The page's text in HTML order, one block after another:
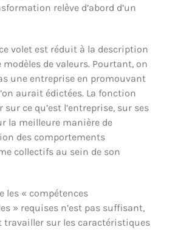
relève d’abord d’un
volet est réduit à la description
de valeurs. Pourtant, on
une entreprise en promouvant
aurait édictées. La fonction
ce qu’est l’entreprise, sur ses
la meilleure manière de
des comportements
collectifs au sein de son
les « compétences
» requises n’est pas suffisant,
travailler sur les caractéristiques